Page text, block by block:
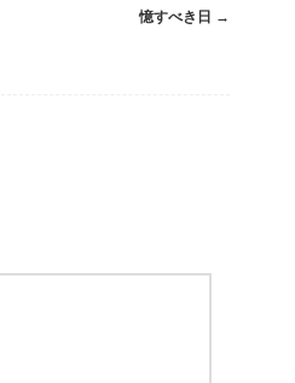
憶すべき日 →